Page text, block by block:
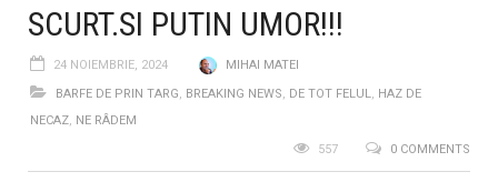
SCURT.SI PUTIN UMOR!!!
24 NOIEMBRIE, 2024
MIHAI MATEI
BARFE DE PRIN TARG, BREAKING NEWS, DE TOT FELUL, HAZ DE
NECAZ, NE RÂDEM
0 COMMENTS
557